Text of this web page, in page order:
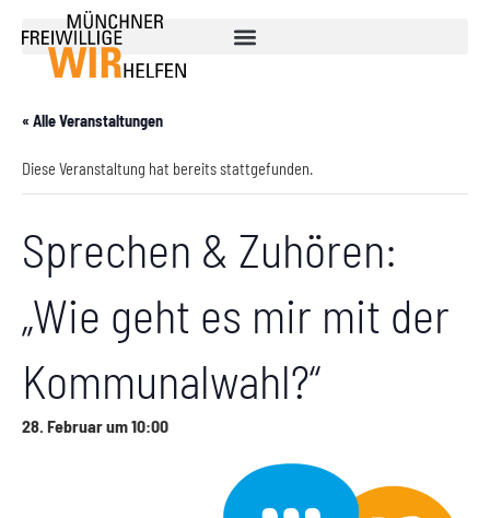
« Alle Veranstaltungen
Diese Veranstaltung hat bereits stattgefunden.
Sprechen & Zuhören:
„Wie geht es mir mit der
Kommunalwahl?“
28. Februar um 10:00